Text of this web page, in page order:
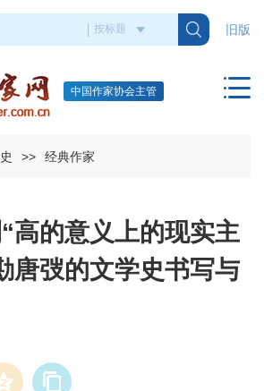
旧版
中国作家协会主管
>> 经典作家
高的意义上的现实主
弢的文学史书写与